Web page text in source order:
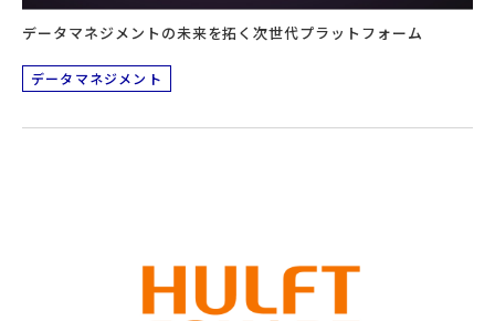
データマネジメントの未来を拓く次世代プラットフォーム
データマネジメント